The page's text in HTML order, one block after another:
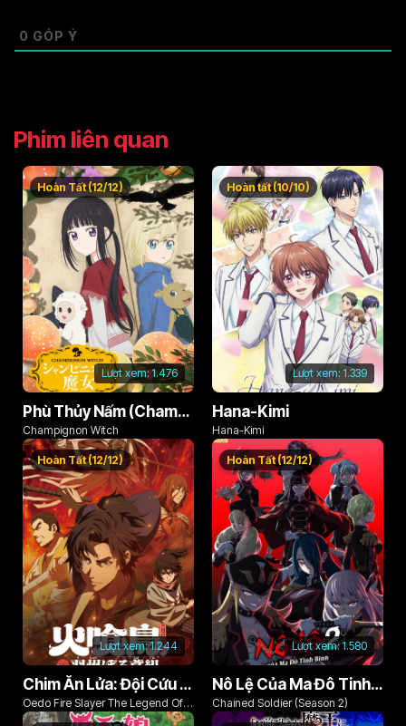
0 GÓP Ý
Phim liên quan
Lượt xem:1.476
Hoàn Tất (12/12)
Phù Thủy Nấm (Champignon no Majo)
Champignon Witch
Lượt xem: 1.339
Hoàn tất (10/10)
Hana-Kimi
Hana-Kimi
Lượt xem:1.244
Hoàn Tất (12/12)
Chim Ăn Lửa: Đội Cứu Hỏa Rách Rưới Vùng Ushu
Oedo Fire Slayer The Legend Of
Phoenix
Lượt xem:1.580
Hoàn Tất (12/12)
Nô Lệ Của Ma Đô Tinh Binh (Phần 2)
Chained Soldier (Season 2)